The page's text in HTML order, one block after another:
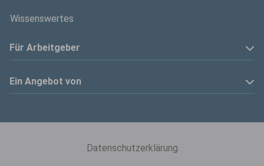
Wissenswertes
Für Arbeitgeber
Anzeige schalten
Ein Angebot von
Datenschutzerklärung